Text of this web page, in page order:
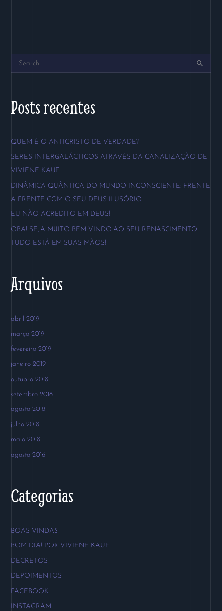
q
i
p
o
r
Posts recentes
QUEM É O ANTICRISTO DE VERDADE?
SERES INTERGALÁCTICOS ATRAVÉS DA CANALIZAÇÃO DE
VIVIENE KAUF
DINÂMICA QUÂNTICA DO MUNDO INCONSCIENTE: FRENTE
A FRENTE COM O SEU DEUS ILUSÓRIO.
EU NÃO ACREDITO EM DEUS!
OBA! SEJA MUITO BEM-VINDO AO SEU RENASCIMENTO!
TUDO ESTÁ EM SUAS MÃOS!
Arquivos
abril 2019
março 2019
fevereiro 2019
janeiro 2019
outubro 2018
setembro 2018
agosto 2018
julho 2018
maio 2018
agosto 2016
Categorias
BOAS VINDAS
BOM DIA! POR VIVIENE KAUF
DECRETOS
DEPOIMENTOS
FACEBOOK
INSTAGRAM